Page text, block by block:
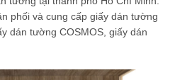
phối và cung cấp giấy dán tường
dán tường COSMOS, giấy dán